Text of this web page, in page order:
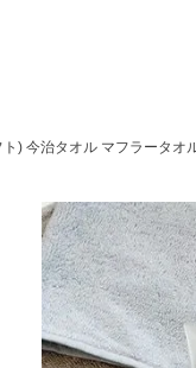
) 今治タオル マフラータ